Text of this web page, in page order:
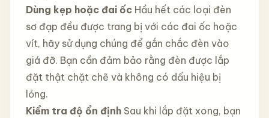
Dùng kẹp hoặc đai ốcHầu hết các loại đèn
sơ đạp đều được trang bị với các đai ốc hoặc
vít, hãy sử dụng chúng để gắn chắc đèn vào
giá đỡ. Bạn cần đảm bảo rằng đèn được lắp
đặt thật chặt chẽ và không có dấu hiệu bị
lỏng.
Kiểm tra độ ổn địnhSau khi lắp đặt xong, bạn